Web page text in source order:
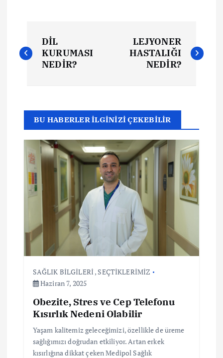
a
g
e
z
n
m
DİL
KURUMASI
NEDİR?
LEJYONER
HASTALIĞI
NEDİR?
BU HABERLER İLGİNİZİ ÇEKEBİLİR
SAĞLIK BİLGİLERİ , SEÇTİKLERİMİZ
Haziran 7, 2025
Obezite, Stres ve Cep Telefonu
Kısırlık Nedeni Olabilir
Yaşam kalitemiz geleceğimizi, özellikle de üreme
sağlığımızı doğrudan etkiliyor. Artan erkek
kısırlığına dikkat çeken Medipol Sağlık